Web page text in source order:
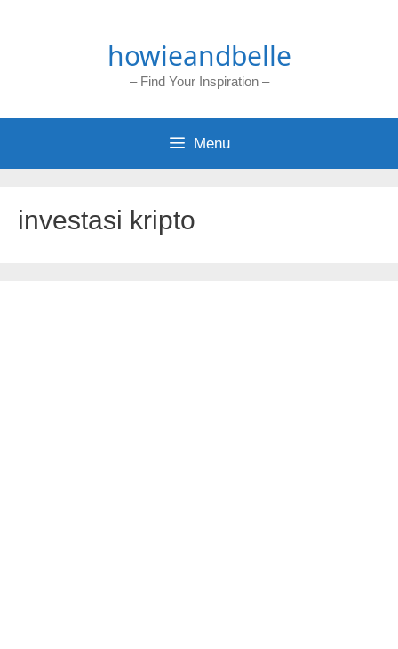
howieandbelle
– Find Your Inspiration –
Menu
investasi kripto